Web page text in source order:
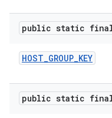
public static
HOST_GROUP_KEY
public static